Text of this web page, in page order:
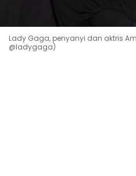
Lady Gaga, penyanyi dan aktris
@ladygaga)